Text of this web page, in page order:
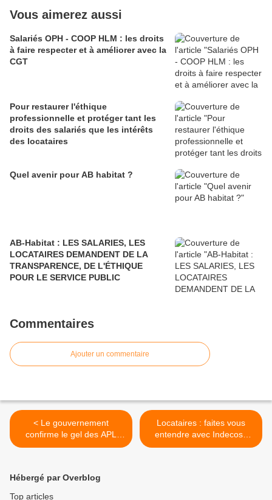
Vous aimerez aussi
Salariés OPH - COOP HLM : les droits
à faire respecter et à améliorer avec la
CGT
Pour restaurer l'éthique
professionnelle et protéger tant les
droits des salariés que les intérêts
des locataires
Quel avenir pour AB habitat ?
AB-Habitat : LES SALARIES, LES
LOCATAIRES DEMANDENT DE LA
TRANSPARENCE, DE L'ÉTHIQUE
POUR LE SERVICE PUBLIC
Commentaires
Ajouter un commentaire
< Le gouvernement
confirme le gel des APL
cette année
Locataires : faites vous
entendre avec Indecosa
C.G.T. >
Hébergé par Overblog
Top articles